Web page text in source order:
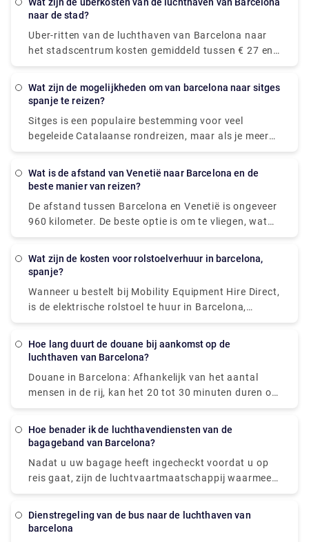
beperkingen voor hoe u rondreist. Rydeu heeft u
and-greets tot unieke privéritten die geschikt zijn
voor het voltooien van een verscheidenheid aan
activiteiten in de omgeving.
rijden treinen normaal gesproken met een
naar de stad?
Uber-ritten van de luchthaven van Barcelona naar
het stadscentrum kosten gemiddeld tussen € 27 en
€ 35, waardoor ze goedkoper zijn dan taxi's. Maar
bedrag zijn. Onze meertalige chauffeurs bij Rydeu
u bij het verplaatsen van uw bezittingen naar de
wachtende auto. Je wordt aangepast aan je rit
gemoedsrust hebben wetende dat je vervoer vooraf
is geregeld en op je wacht wanneer je aankomt.
Wat zijn de mogelijkheden om van barcelona naar sitges
spanje te reizen?
Sitges is een populaire bestemming voor veel
begeleide Catalaanse rondreizen, maar als je meer
vrijheid wilt om te verkennen en meer tijd wilt
beter autorijden, de trein nemen of de bus nemen.
vanuit Barcelona naar Sitges te gaan, het duurt
slechts 45 minuten en vermijdt het verkeer en de tijd
parkeerplaats.
Wat is de afstand van Venetië naar Barcelona en de
beste manier van reizen?
De afstand tussen Barcelona en Venetië is ongeveer
960 kilometer. De beste optie is om te vliegen, wat
tussen €26 en €130 kost en 4u 41m duurt.
Wat zijn de kosten voor rolstoelverhuur in barcelona,
spanje?
Wanneer u bestelt bij Mobility Equipment Hire Direct,
is de elektrische rolstoel te huur in Barcelona,
Spaanse steden, Spanje en kan deze rechtstreeks bij
afgeleverd.
Hoe lang duurt de douane bij aankomst op de
luchthaven van Barcelona?
Douane in Barcelona: Afhankelijk van het aantal
mensen in de rij, kan het 20 tot 30 minuten duren om
door de immigratie te komen. Dan moet je je koffers
je naar de douane voor wie niets aan te geven heeft,
Hoe benader ik de luchthavendiensten van de
bagageband van Barcelona?
Nadat u uw bagage heeft ingecheckt voordat u op
reis gaat, zijn de luchtvaartmaatschappij waarmee u
vliegt en hun bagageafhandelingsbedrijf hiervoor
op zijn bestemming is aangekomen, zou dit uw
dienstregeling van de bus naar de luchthaven van
barcelona